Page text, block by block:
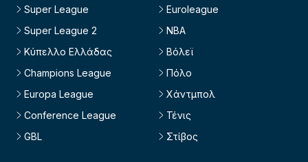
Super League
Super League 2
Κύπελλο Ελλάδας
Champions League
Europa League
Conference League
GBL
Euroleague
NBA
Βόλεϊ
Πόλο
Χάντμπολ
Τένις
Στίβος